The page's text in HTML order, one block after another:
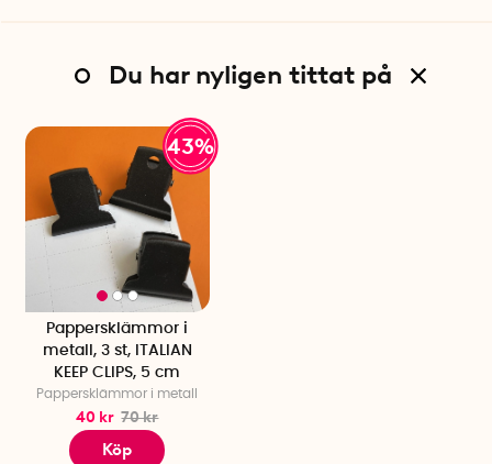
Du har nyligen tittat på
43%
Pappersklämmor i
metall, 3 st, ITALIAN
KEEP CLIPS, 5 cm
Pappersklämmor i metall
40 kr 70 kr
Köp